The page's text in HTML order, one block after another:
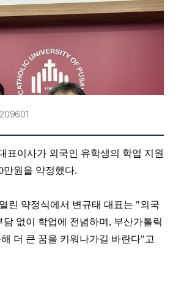
209601
표이사가 외국인 유학생의 학업 지원
만원을 약정했다.
린 약정식에서 변규태 대표는 "외국
없이 학업에 전념하며, 부산가톨릭
더 큰 꿈을 키워나가길 바란다"고